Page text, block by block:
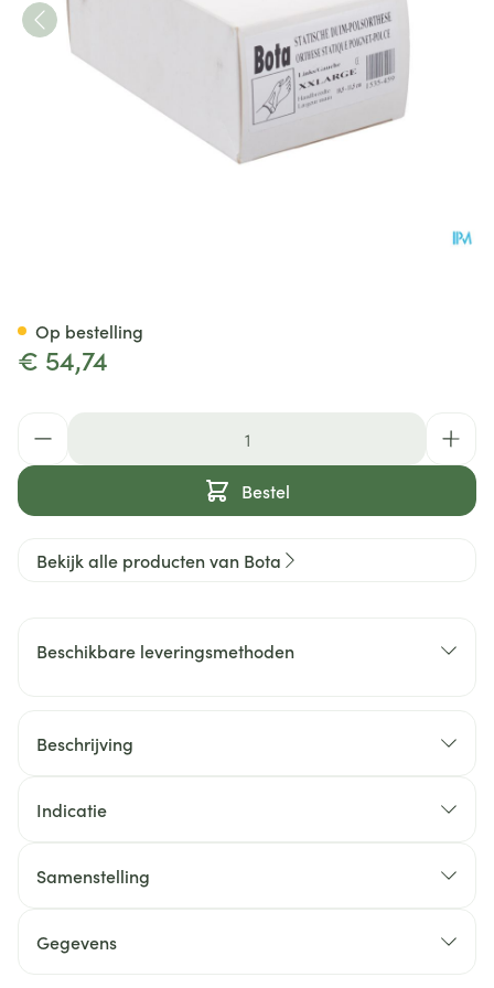
€ 54,74
Bestel
Op bestelling
Bekijk alle producten van Bota
Beschikbare leveringsmethoden
Beschrijving
Indicatie
Samenstelling
Gegevens